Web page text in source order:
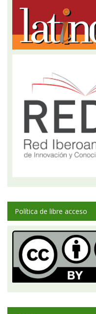
Política de libre acceso